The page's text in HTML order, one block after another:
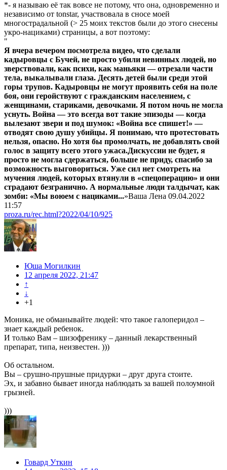
*- я называю её так вовсе не потому, что она, одновременно и
независимо от tonstar, участвовала в сносе моей
многострадальной (> 25 моих текстов были до этого снесены
укро-нациками) страницы, а вот поэтому:
"
Я вчера вечером посмотрела видео, что сделали
кадыровцы с Бучей, не просто убили невинных людей, но
зверствовали, как психи, как маньяки — отрезали части
тела, выкалывали глаза. Десять детей были среди этой
горы трупов. Кадыровцы не могут проявить себя на поле
боя, они геройствуют с гражданским населением, с
женщинами, стариками, девочками. Я потом ночь не могла
уснуть. Война — это всегда вот такие эпизоды — когда
вылезают звери и под шумок: «Война все спишет!» —
отводят свою душу убийцы. Я понимаю, что протестовать
нельзя, опасно. Но хотя бы промолчать, не добавлять свой
голос в защиту всего этого ужаса.Дискуссии не будет, я
просто не могла сдержаться, больше не приду, спасибо за
возможность выговориться. Уже сил нет смотреть на
мучения людей, которых втянули в «спецоперацию» и они
страдают безгранично. А нормальные люди талдычат, как
зомби: «Мы воюем с нациками...»Ваша Лена 09.04.2022
11:57
proza.ru/rec.html?2022/04/10/925
Юша Могилкин
12 апреля 2022, 21:47
↑
↓
+1
Моника, не обманывайте людей: что такое галоперидол –
знает каждый ребенок.
И только Вам – шизофренику – данный лекарственный
препарат, типа, неизвестен. )))
Об остальном.
Вы – срушно-прушные придурки – друг друга стоите.
Эх, и забавно бывает иногда наблюдать за вашей полоумной
грызней.
)))
Говард Уткин